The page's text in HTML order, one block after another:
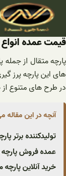
قیمت عمده
پارچه متقال از
های این پارچه پرز
در طرح های متنوع
آنچه در این مقاله
تولیدکننده برتر
عمده فروش پارچه
خرید آنلاین